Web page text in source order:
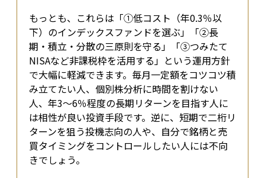
もっとも、これらは「①低コスト（年0.3％以
下）のインデックスファンドを選ぶ」「②長
期・積立・分散の三原則を守る」「③つみたて
NISAなど非課税枠を活用する」という運用方針
で大幅に軽減できます。毎月一定額をコツコツ積
み立てたい人、個別株分析に時間を割けない
人、年3〜6％程度の長期リターンを目指す人に
は相性が良い投資手段です。逆に、短期で二桁リ
ターンを狙う投機志向の人や、自分で銘柄と売
買タイミングをコントロールしたい人には不向
きでしょう。